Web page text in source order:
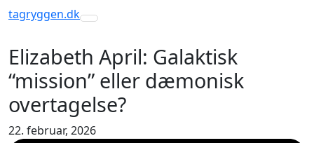
tagryggen.dk
Toggle navigation
Elizabeth April: Galaktisk
“mission” eller dæmonisk
overtagelse?
22. februar, 2026